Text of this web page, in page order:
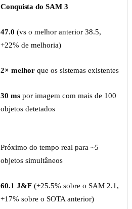
Conquista do SAM 3
47.0 (vs o melhor anterior 38.5,
+22% de melhoria)
2× melhor que os sistemas existentes
30 ms por imagem com mais de 100
objetos detetados
Próximo do tempo real para ~5
objetos simultâneos
60.1 J&F (+25.5% sobre o SAM 2.1,
+17% sobre o SOTA anterior)